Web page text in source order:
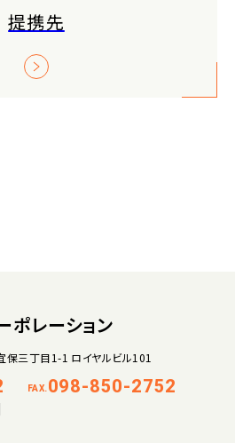
提携先
ポレーション
三丁目1-1 ロイヤルビル101
FAX. 098-850-2752